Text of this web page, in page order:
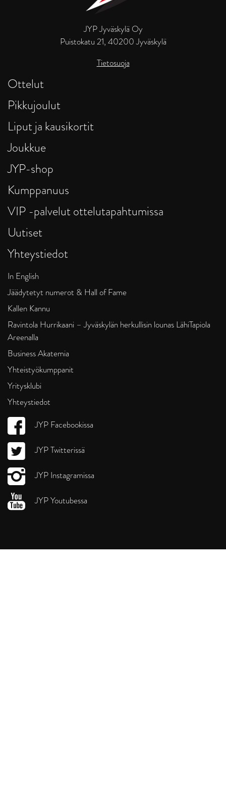
JYP Jyväskylä Oy
Puistokatu 21, 40200 Jyväskylä
Tietosuoja
Ottelut
Pikkujoulut
Liput ja kausikortit
Joukkue
JYP-shop
Kumppanuus
VIP -palvelut ottelutapahtumissa
Uutiset
Yhteystiedot
In English
Jäädytetyt numerot & Hall of Fame
Kallen Kannu
Ravintola Hurrikaani – Jyväskylän herkullisin lounas LähiTapiola
Areenalla
Business Akatemia
Yhteistyökumppanit
Yritysklubi
Yhteystiedot
JYP Facebookissa
JYP Twitterissä
JYP Instagramissa
JYP Youtubessa